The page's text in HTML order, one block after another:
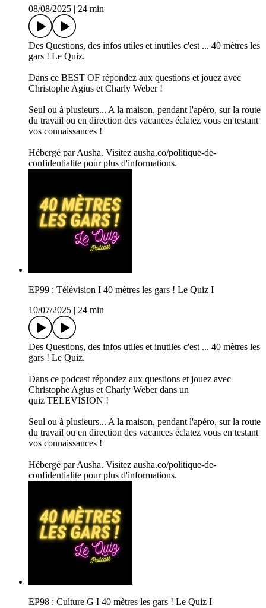
08/08/2025
24 min
Des Questions, des infos utiles et inutiles c'est ... 40 mètres les
gars ! Le Quiz.
Dans ce BEST OF répondez aux questions et jouez avec
Christophe Agius et Charly Weber !
Seul ou à plusieurs... A la maison, pendant l'apéro, sur la route
du travail ou en direction des vacances éclatez vous en testant
vos connaissances !
Hébergé par Ausha. Visitez ausha.co/politique-de-
confidentialite pour plus d'informations.
EP99 : Télévision I 40 mètres les gars ! Le Quiz I
10/07/2025
24 min
Des Questions, des infos utiles et inutiles c'est ... 40 mètres les
gars ! Le Quiz.
Dans ce podcast répondez aux questions et jouez avec
Christophe Agius et Charly Weber dans un
quiz TELEVISION !
Seul ou à plusieurs... A la maison, pendant l'apéro, sur la route
du travail ou en direction des vacances éclatez vous en testant
vos connaissances !
Hébergé par Ausha. Visitez ausha.co/politique-de-
confidentialite pour plus d'informations.
EP98 : Culture G I 40 mètres les gars ! Le Quiz I